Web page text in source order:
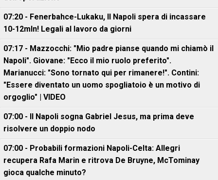
07:20 - Fenerbahce-Lukaku, ll Napoli spera di incassare
10-12mln! Legali al lavoro da giorni
07:17 - Mazzocchi: "Mio padre pianse quando mi chiamò il
Napoli". Giovane: "Ecco il mio ruolo preferito".
Marianucci: "Sono tornato qui per rimanere!". Contini:
"Essere diventato un uomo spogliatoio è un motivo di
orgoglio" | VIDEO
07:00 - Il Napoli sogna Gabriel Jesus, ma prima deve
risolvere un doppio nodo
07:00 - Probabili formazioni Napoli-Celta: Allegri
recupera Rafa Marin e ritrova De Bruyne, McTominay
gioca qualche minuto?